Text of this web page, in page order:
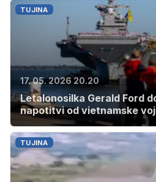
TUJINA
17. 05. 2026 20.20
Letalonosilka Gerald Ford
napotitvi od vietnamske
TUJINA